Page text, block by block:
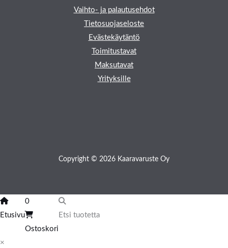
Vaihto- ja palautusehdot
Tietosuojaseloste
Evästekäytäntö
Toimitustavat
Maksutavat
Yrityksille
Copyright © 2026 Kaaravaruste Oy
Etusivu
0
Ostoskori
Etsi tuotetta
×